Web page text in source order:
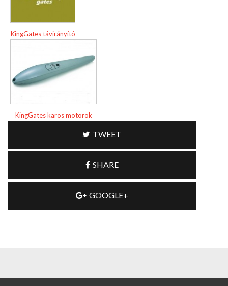
KingGates távirányító
KingGates karos motorok
TWEET
SHARE
GOOGLE+